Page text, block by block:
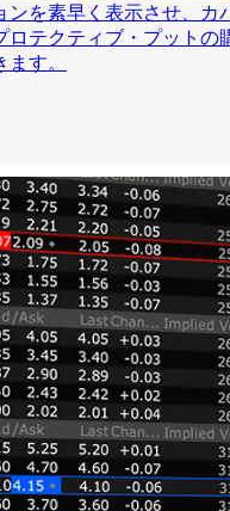
ンを素早く表示させ、カ
ロテクティブ・プットの
す。